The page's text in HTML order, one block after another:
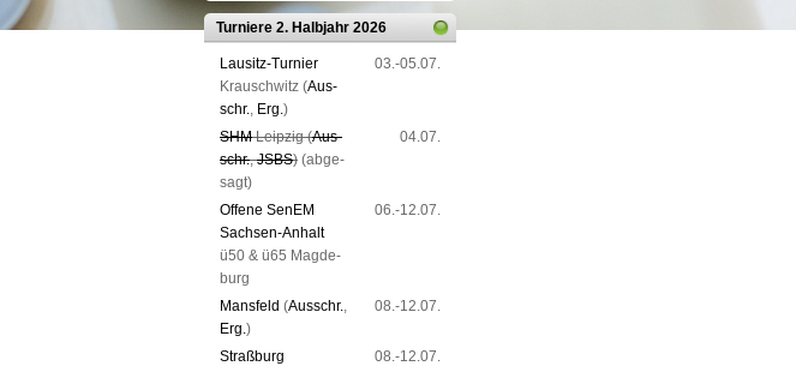
Turniere 2. Halbjahr 2026
Lau­sitz-Tur­nier
Krausch­witz (Aus­
schr., Erg.)
03.-05.07.
SHMLeip­zig (Aus­
schr.,JSBS) (ab­ge­
sagt)
04.07.
Offene SenEM
Sach­sen-An­halt
ü50 & ü65 Mag­de­
burg
06.-12.07.
Mans­feld (Aus­schr.,
Erg.)
08.-12.07.
Straß­burg
08.-12.07.